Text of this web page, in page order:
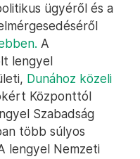
ügyéről és a
A
lengyel
Dunához közeli
Központtól
Szabadság
több súlyos
lengyel Nemzeti